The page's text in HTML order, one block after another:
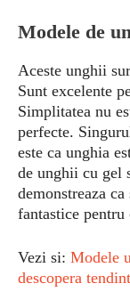
Modele de
Aceste unghii
Sunt excelente
Simplitatea nu
perfecte.
este ca unghia
de unghii cu gel
demonstreaza
fantastice
Vezi si: Modele
descopera